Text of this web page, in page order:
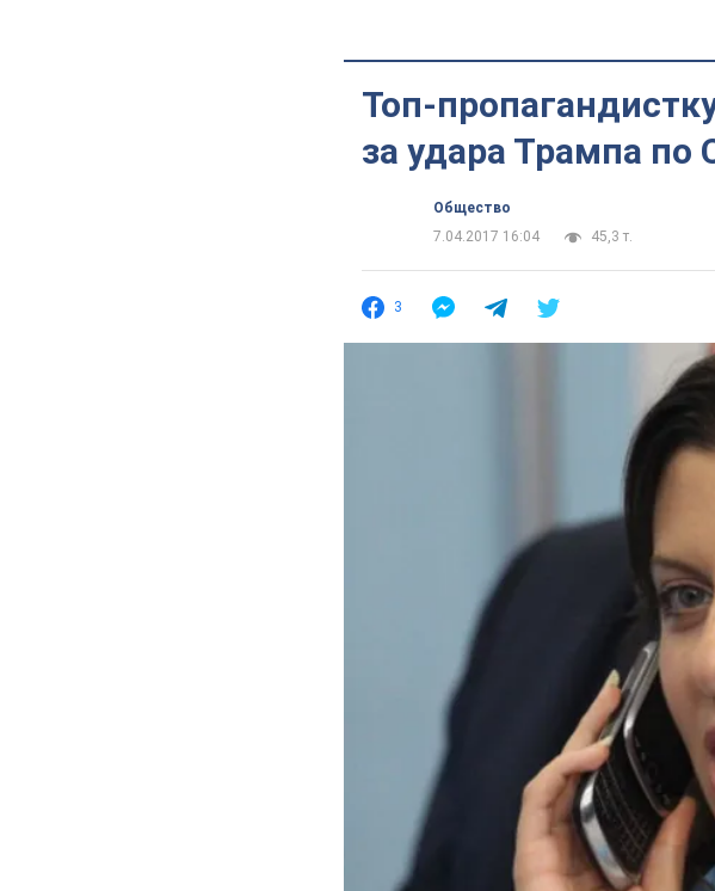
Топ-
за удара Трампа по
Общество
7.04.2017 16:04
45,3 т.
3